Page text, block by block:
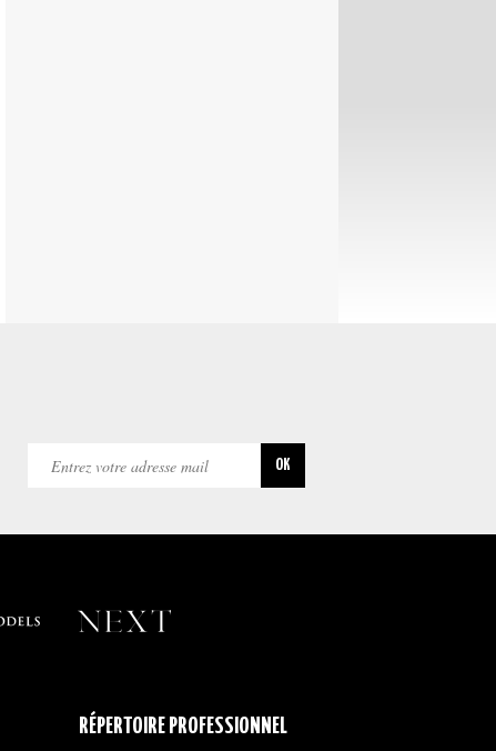
RÉPERTOIRE PROFESSIONNEL